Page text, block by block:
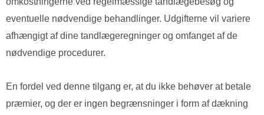
eventuelle nødvendige behandlinger. Udgifterne vil variere
afhængigt af dine tandlægeregninger og omfanget af de
nødvendige procedurer.
En fordel ved denne tilgang er, at du ikke behøver at betale
præmier, og der er ingen begrænsninger i form af dækning